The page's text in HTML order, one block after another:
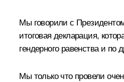
Мы говорили с
итоговая декларация,
гендерного равенства и
Мы только что провели